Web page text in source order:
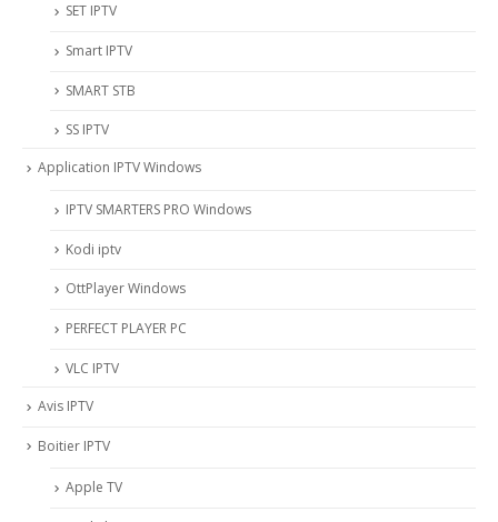
SET IPTV
Smart IPTV
SMART STB
SS IPTV
Application IPTV Windows
IPTV SMARTERS PRO Windows
Kodi iptv
OttPlayer Windows
PERFECT PLAYER PC
VLC IPTV
Avis IPTV
Boitier IPTV
Apple TV